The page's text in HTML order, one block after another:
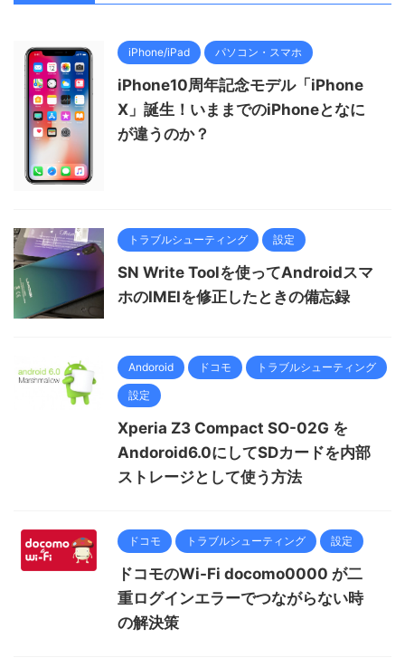
iPhone/iPad パソコン・スマホ
iPhone10周年記念モデル「iPhone
X」誕生！いままでのiPhoneとなに
が違うのか？
トラブルシューティング 設定
SN Write Toolを使ってAndroidスマ
ホのIMEIを修正したときの備忘録
Andoroid ドコモ トラブルシューティング
設定
Xperia Z3 Compact SO-02G を
Andoroid6.0にしてSDカードを内部
ストレージとして使う方法
ドコモ トラブルシューティング 設定
ドコモのWi-Fi docomo0000 が二
重ログインエラーでつながらない時
の解決策